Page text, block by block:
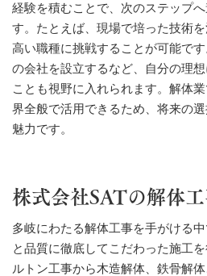
経験を積むことで、次のステップ
す。たとえば、現場で培った技術
高い職種に挑戦することが可能で
の会社を設立するなど、自分の理
ことも視野に入れられます。解体
界全般で活用できるため、将来の
魅力です。
株式会社SATの解体
多岐にわたる解体工事を手がける
と品質に徹底してこだわった施工
ルトン工事から木造解体、鉄骨解